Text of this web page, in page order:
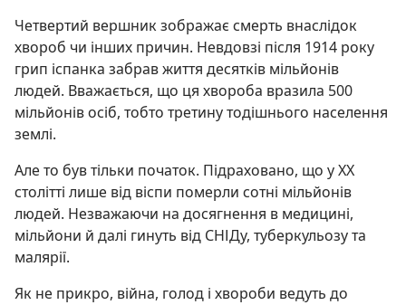
Четвертий вершник зображає смерть внаслідок
хвороб чи інших причин. Невдовзі після 1914 року
грип іспанка забрав життя десятків мільйонів
людей. Вважається, що ця хвороба вразила 500
мільйонів осіб, тобто третину тодішнього населення
землі.
Але то був тільки початок. Підраховано, що у XX
столітті лише від віспи померли сотні мільйонів
людей. Незважаючи на досягнення в медицині,
мільйони й далі гинуть від СНІДу, туберкульозу та
малярії.
Як не прикро, війна, голод і хвороби ведуть до